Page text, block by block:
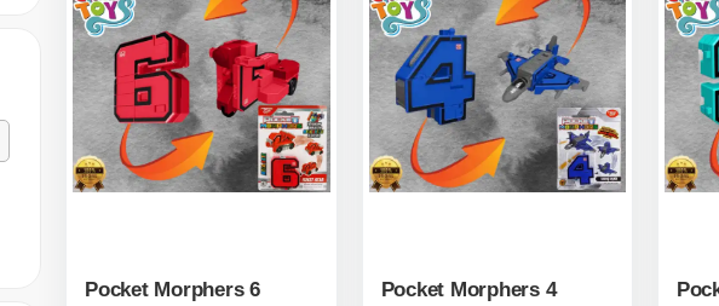
Pocket Morphers 6
Pocket Morphers 4